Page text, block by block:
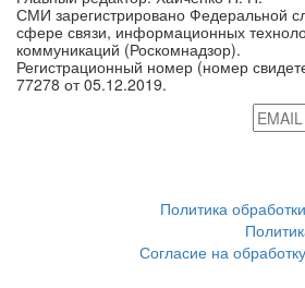
сфере связи, информационных
коммуникаций (Роскомнадзор).
Регистрационный номер (номер
77278 от 05.12.2019.
Политика
Согласие на